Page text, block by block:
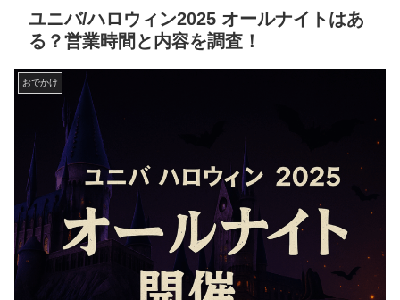
ユニバ/ハロウィン2025 オールナイトはあ
る？営業時間と内容を調査！
おでかけ